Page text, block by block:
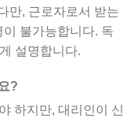
만, 근로자로서 받는
불가능합니다. 독
설명합니다.
?
하지만, 대리인이 신